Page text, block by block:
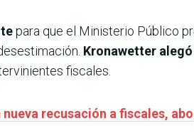
para que el Ministerio Público
Kronawetter
fiscales.
recusación a fiscales,